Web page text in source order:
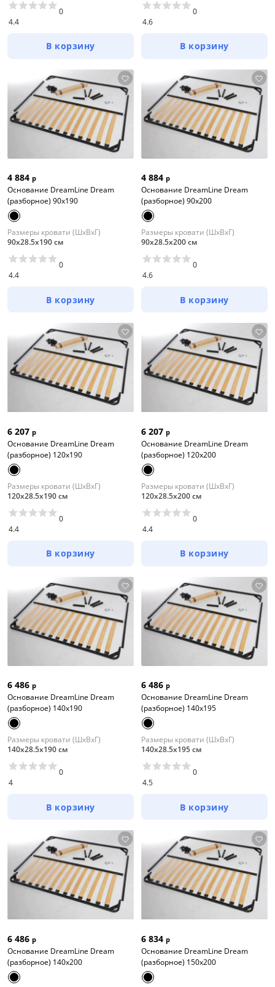
4.4
0
В корзину
4.6
0
В корзину
4 884 р
Основание DreamLine Dream
(разборное) 90x190
Размеры кровати (ШхВхГ)
90х28.5х190 см
4.4
0
В корзину
4 884 р
Основание DreamLine Dream
(разборное) 90x200
Размеры кровати (ШхВхГ)
90х28.5х200 см
4.6
0
В корзину
6 207 р
Основание DreamLine Dream
(разборное) 120x190
Размеры кровати (ШхВхГ)
120х28.5х190 см
4.4
0
В корзину
6 207 р
Основание DreamLine Dream
(разборное) 120x200
Размеры кровати (ШхВхГ)
120х28.5х200 см
4.4
0
В корзину
6 486 р
Основание DreamLine Dream
(разборное) 140x190
Размеры кровати (ШхВхГ)
140х28.5х190 см
4
0
В корзину
6 486 р
Основание DreamLine Dream
(разборное) 140x195
Размеры кровати (ШхВхГ)
140х28.5х195 см
4.5
0
В корзину
6 486 р
Основание DreamLine Dream
(разборное) 140x200
6 834 р
Основание DreamLine Dream
(разборное) 150x200